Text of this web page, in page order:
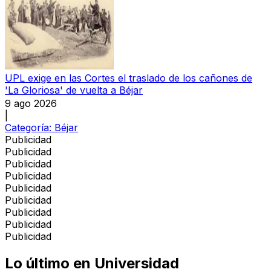
UPL exige en las Cortes el traslado de los cañones de
'La Gloriosa' de vuelta a Béjar
9 ago 2026
Categoría: Béjar
Publicidad
Publicidad
Publicidad
Publicidad
Publicidad
Publicidad
Publicidad
Publicidad
Publicidad
Lo último en Universidad